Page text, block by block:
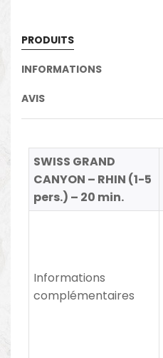
PRODUITS
INFORMATIONS
AVIS
SWISS GRAND
CANYON – RHIN (1-5
pers.) – 20 min.
Informations
complémentaires